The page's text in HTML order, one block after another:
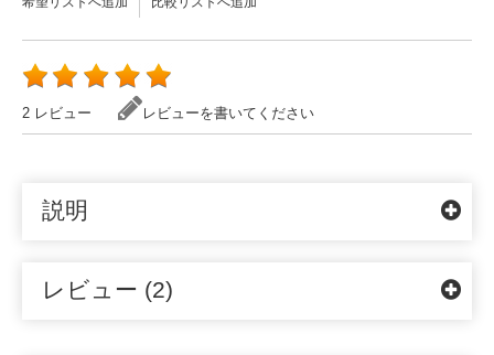
2 レビュー レビューを書いてください
説明
レビュー (2)